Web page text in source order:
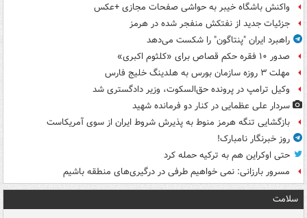
واکنش باشگاه خیبر به حواشی صفحات مجازی +عکس
جزئیات جدید از نفتکش منفجر شده در هرمز
راهبرد ایران "پنتاگون" را شکست می‌دهد
صدور ۱۰ فقره حکم قصاص برای «کلثوم اکبری»
مهلت ۳ روزه سازمان بورس به هلدینگ خلیج فارس
وکیل ترامپ در پرونده حق‌السکوت، وزیر دادگستری شد
سردار علی عظمایی در کنار دو فرمانده شهید
بازگشایی تنگه هرمز منوط به پذیرش شروط ایران از سوی آمریکاست
روز خبرنگار نامبارک!
حتی اوکراین هم به ترکیه حمله کرد
مسرور بارزانی: نمی خواهیم طرفی در درگیری‌های منطقه باشیم
سلامت